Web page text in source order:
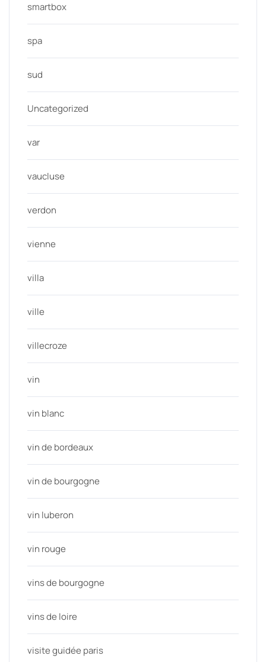
smartbox
spa
sud
Uncategorized
var
vaucluse
verdon
vienne
villa
ville
villecroze
vin
vin blanc
vin de bordeaux
vin de bourgogne
vin luberon
vin rouge
vins de bourgogne
vins de loire
visite guidée paris